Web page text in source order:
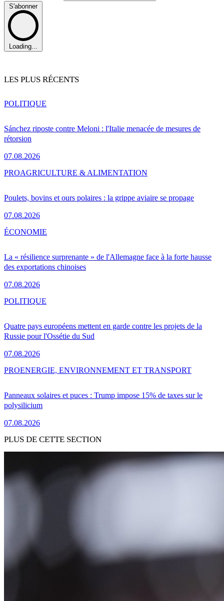
S'abonner
Loading...
LES PLUS RÉCENTS
Sánchez riposte contre Meloni : l'Italie menacée de mesures de
rétorsion
07.08.2026
POLITIQUE
Poulets, bovins et ours polaires : la grippe aviaire se propage
07.08.2026
PROAGRICULTURE & ALIMENTATION
La « résilience surprenante » de l'Allemagne face à la forte hausse
des exportations chinoises
07.08.2026
ÉCONOMIE
Quatre pays européens mettent en garde contre les projets de la
Russie pour l'Ossétie du Sud
07.08.2026
POLITIQUE
Panneaux solaires et puces : Trump impose 15% de taxes sur le
polysilicium
07.08.2026
PROENERGIE, ENVIRONNEMENT ET TRANSPORT
PLUS DE CETTE SECTION